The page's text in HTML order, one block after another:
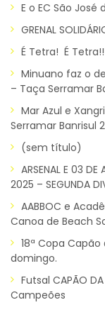
E o EC São
GRENAL
É Tetra! É
Minuano faz o
– Taça Serramar
Mar Azul e
Serramar Banrisul
(sem título)
ARSENAL E 03 DE
2025 – SEGUNDA
AABBOC e
Canoa de Beach
18ª Copa
domingo.
Futsal CAPÃO
Campeões